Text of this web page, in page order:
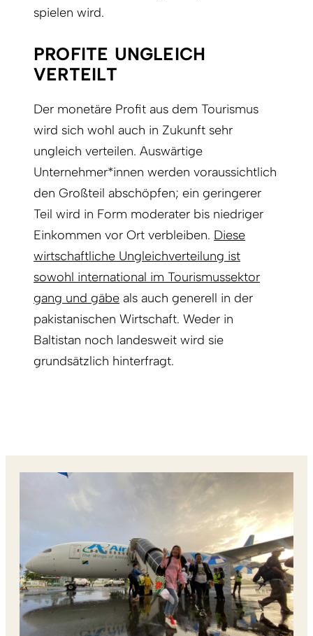
spielen wird.
PROFITE UNGLEICH
VERTEILT
Der monetäre Profit aus dem Tourismus
wird sich wohl auch in Zukunft sehr
ungleich verteilen. Auswärtige
Unternehmer*innen werden voraussichtlich
den Großteil abschöpfen; ein geringerer
Teil wird in Form moderater bis niedriger
Einkommen vor Ort verbleiben. Diese
wirtschaftliche Ungleichverteilung ist
sowohl international im Tourismussektor
gang und gäbe als auch generell in der
pakistanischen Wirtschaft. Weder in
Baltistan noch landesweit wird sie
grundsätzlich hinterfragt.